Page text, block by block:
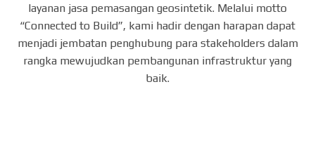
layanan jasa pemasangan geosintetik. Melalui motto
“Connected to Build”, kami hadir dengan harapan dapat
menjadi jembatan penghubung para stakeholders dalam
rangka mewujudkan pembangunan infrastruktur yang
baik.